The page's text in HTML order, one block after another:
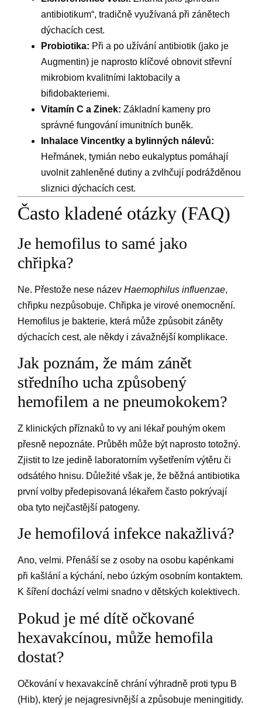
antibiotikum“, tradičně využívaná při zánětech
dýchacích cest.
Probiotika: Při a po užívání antibiotik (jako je
Augmentin) je naprosto klíčové obnovit střevní
mikrobiom kvalitními laktobacily a
bifidobakteriemi.
Vitamín C a Zinek: Základní kameny pro
správné fungování imunitních buněk.
Inhalace Vincentky a bylinných nálevů:
Heřmánek, tymián nebo eukalyptus pomáhají
uvolnit zahleněné dutiny a zvlhčují podrážděnou
sliznici dýchacích cest.
Často kladené otázky (FAQ)
Je hemofilus to samé jako
chřipka?
Ne. Přestože nese název Haemophilus influenzae,
chřipku nezpůsobuje. Chřipka je virové onemocnění.
Hemofilus je bakterie, která může způsobit záněty
dýchacích cest, ale někdy i závažnější komplikace.
Jak poznám, že mám zánět
středního ucha způsobený
hemofilem a ne pneumokokem?
Z klinických příznaků to vy ani lékař pouhým okem
přesně nepoznáte. Průběh může být naprosto totožný.
Zjistit to lze jedině laboratorním vyšetřením výtěru či
odsátého hnisu. Důležité však je, že běžná antibiotika
první volby předepisovaná lékařem často pokrývají
oba tyto nejčastější patogeny.
Je hemofilová infekce nakažlivá?
Ano, velmi. Přenáší se z osoby na osobu kapénkami
při kašlání a kýchání, nebo úzkým osobním kontaktem.
K šíření dochází velmi snadno v dětských kolektivech.
Pokud je mé dítě očkované
hexavakcínou, může hemofila
dostat?
Očkování v hexavakcíně chrání výhradně proti typu B
(Hib), který je nejagresivnější a způsobuje meningitidy.